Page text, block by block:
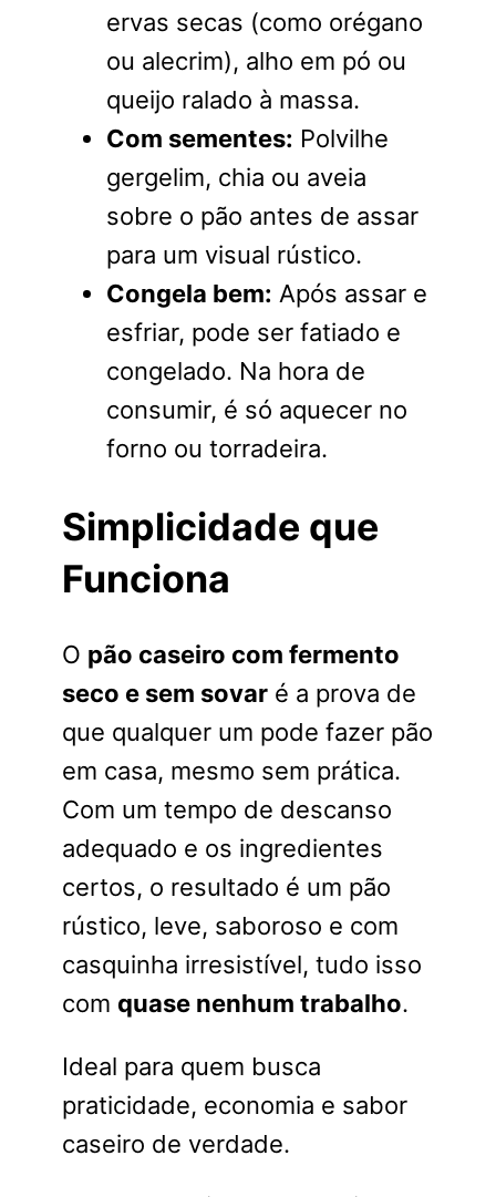
ervas secas (como orégano
ou alecrim), alho em pó ou
queijo ralado à massa.
Com sementes: Polvilhe
gergelim, chia ou aveia
sobre o pão antes de assar
para um visual rústico.
Congela bem: Após assar e
esfriar, pode ser fatiado e
congelado. Na hora de
consumir, é só aquecer no
forno ou torradeira.
Simplicidade que
Funciona
O pão caseiro com fermento
seco e sem sovar é a prova de
que qualquer um pode fazer pão
em casa, mesmo sem prática.
Com um tempo de descanso
adequado e os ingredientes
certos, o resultado é um pão
rústico, leve, saboroso e com
casquinha irresistível, tudo isso
com quase nenhum trabalho.
Ideal para quem busca
praticidade, economia e sabor
caseiro de verdade.